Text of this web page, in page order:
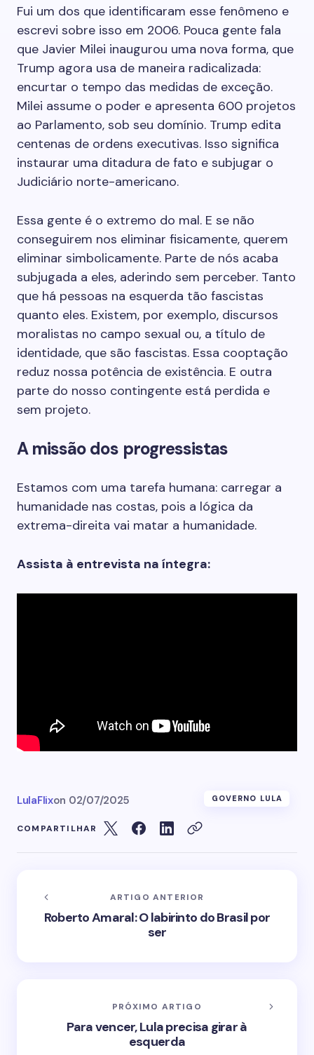
Fui um dos que identificaram esse fenômeno e
escrevi sobre isso em 2006. Pouca gente fala
que Javier Milei inaugurou uma nova forma, que
Trump agora usa de maneira radicalizada:
encurtar o tempo das medidas de exceção.
Milei assume o poder e apresenta 600 projetos
ao Parlamento, sob seu domínio. Trump edita
centenas de ordens executivas. Isso significa
instaurar uma ditadura de fato e subjugar o
Judiciário norte-americano.
Essa gente é o extremo do mal. E se não
conseguirem nos eliminar fisicamente, querem
eliminar simbolicamente. Parte de nós acaba
subjugada a eles, aderindo sem perceber. Tanto
que há pessoas na esquerda tão fascistas
quanto eles. Existem, por exemplo, discursos
moralistas no campo sexual ou, a título de
identidade, que são fascistas. Essa cooptação
reduz nossa potência de existência. E outra
parte do nosso contingente está perdida e
sem projeto.
A missão dos progressistas
Estamos com uma tarefa humana: carregar a
humanidade nas costas, pois a lógica da
extrema-direita vai matar a humanidade.
Assista à entrevista na íntegra:
LulaFlixon 02/07/2025 GOVERNO LULA
COMPARTILHAR
ARTIGO ANTERIOR
Roberto Amaral: O labirinto do Brasil por
ser
PRÓXIMO ARTIGO
Para vencer, Lula precisa girar à
esquerda